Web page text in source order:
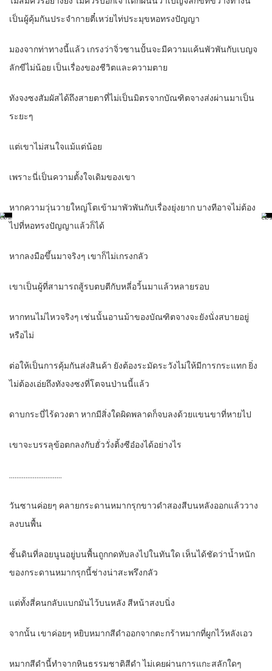
เป็นผู้คุ้มกันประจำกายตี๋เหว่ยไท่ประมุขหอทรงปัญญา
มองจากท่าทางนี้แล้ว เกรงว่าจิ่วซานปั้นจะมีความแค้นพัวพันกับเบญจ
ลักขีไม่น้อย เป็นเรื่องของชีวิตและความตาย
ทังจงซงสัมผัสได้ถึงสายตาที่ไม่เป็นมิตรจากบัณฑิตจางส่งผ่านมาเป็น
ระยะๆ
แต่เขาไม่สนใจแม้แต่น้อย
เพราะนี่เป็นความตั้งใจเดิมของเขา
หากความวุ่นวายใหญ่โตเข้ามาพัวพันกับเรื่องยุ่งยาก บางทีอาจไม่ต้อง
ไปที่หอทรงปัญญาแล้วก็ได้
หากลงมือขึ้นมาจริงๆ เขาก็ไม่เกรงกลัว
เขาเป็นผู้ที่สามารถสู้รบตบตีกับหลี่อวิ้นมาแล้วหลายรอบ
หากทนไม่ไหวจริงๆ เช่นนั้นอานม้าของบัณฑิตจางจะยังนั่งสบายอยู่
หรือไม่
ต่อให้เป็นการคุ้มกันส่งสินค้า ยังต้องระมัดระวังไม่ให้มีการกระแทก ยิ่ง
ไม่ต้องเอ่ยถึงทังจงซงที่โตจนป่านนี้แล้ว
ดาบกระบี่ไร้ดวงตา หากมีสิ่งใดผิดพลาดก็จบลงด้วยแขนขาที่หายไป
เขาจะบรรลุข้อตกลงกับฮั่ววั่งติ้งซีอ๋องได้อย่างไร
………………………..
วันซานค่อยๆ คลายกระดานหมากรุกขาวดำสองสีบนหลังออกแล้ววาง
ลงบนพื้น
ชั้นดินที่ลอยนูนอยู่บนพื้นถูกกดทับลงไปในทันใด เห็นได้ชัดว่าน้ำหนัก
ของกระดานหมากรุกนี้ช่างน่าสะพรึงกลัว
แต่ทั้งสี่คนกลับแบกมันไว้บนหลัง สีหน้าสงบนิ่ง
จากนั้น เขาค่อยๆ หยิบหมากสีดำออกจากตะกร้าหมากที่ผูกไว้หลังเอว
หมากสีดำนี้ทำจากหินธรรมชาติสีดำ ไม่เคยผ่านการแกะสลักใดๆ